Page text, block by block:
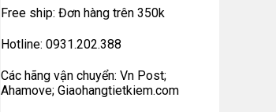
Free ship: Đơn hàng trên 350k
Hotline: 0931.202.388
Các hãng vận chuyển: Vn Post;
Ahamove; Giaohangtietkiem.com